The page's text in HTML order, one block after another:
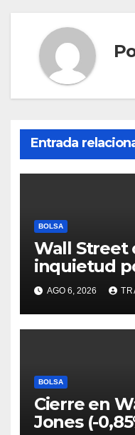
Entrada
BOLSA
Wall Street
inquietud
Ormuz
AGO 6, 2026
BOLSA
Cierre en
Jones (-